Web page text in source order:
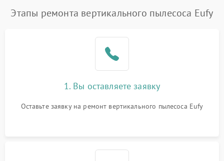
Электронные компоненты
включения/выключения
500 ₽ Подробнее →
защиты от перегрева
Поломка системы
1500 ₽
Этапы ремонта вертикального пылесоса Eufy
1. Вы оставляете заявку
Оставьте заявку на ремонт вертикального пылесоса Eufy